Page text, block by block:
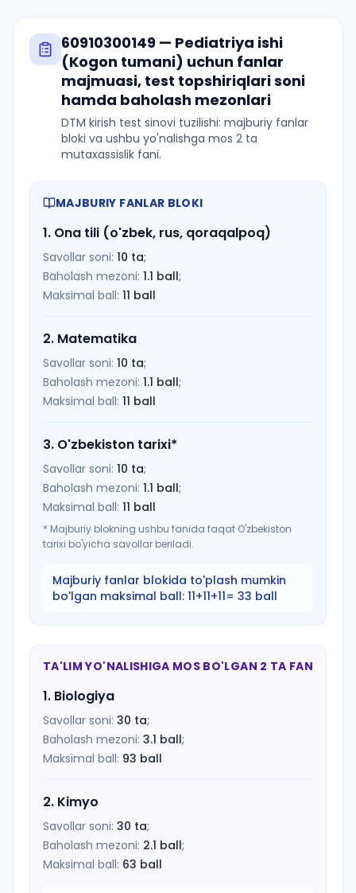
60910300149 — Pediatriya ishi
(Kogon tumani) uchun fanlar
majmuasi, test topshiriqlari soni
hamda baholash mezonlari
DTM kirish test sinovi tuzilishi: majburiy fanlar
bloki va ushbu yo'nalishga mos 2 ta
mutaxassislik fani.
MAJBURIY FANLAR BLOKI
1. Ona tili (o'zbek, rus, qoraqalpoq)
Savollar soni: 10 ta;
Baholash mezoni: 1.1 ball;
Maksimal ball: 11 ball
2. Matematika
Savollar soni: 10 ta;
Baholash mezoni: 1.1 ball;
Maksimal ball: 11 ball
3. O'zbekiston tarixi*
Savollar soni: 10 ta;
Baholash mezoni: 1.1 ball;
Maksimal ball: 11 ball
* Majburiy blokning ushbu fanida faqat O'zbekiston
tarixi bo'yicha savollar beriladi.
Majburiy fanlar blokida to'plash mumkin
bo'lgan maksimal ball: 11+11+11= 33 ball
TA'LIM YO'NALISHIGA MOS BO'LGAN 2 TA FAN
1. Biologiya
Savollar soni: 30 ta;
Baholash mezoni: 3.1 ball;
Maksimal ball: 93 ball
2. Kimyo
Savollar soni: 30 ta;
Baholash mezoni: 2.1 ball;
Maksimal ball: 63 ball